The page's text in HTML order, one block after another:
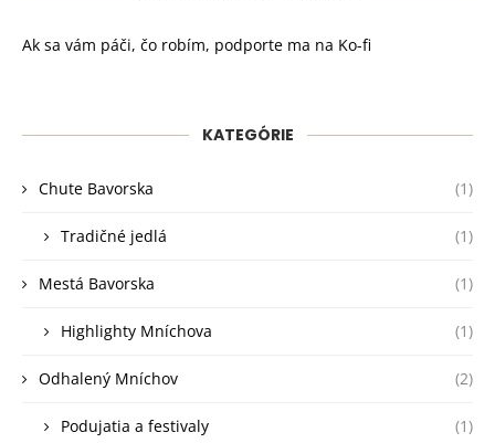
Ak sa vám páči, čo robím, podporte ma na Ko-fi
KATEGÓRIE
Chute Bavorska (1)
Tradičné jedlá (1)
Mestá Bavorska (1)
Highlighty Mníchova (1)
Odhalený Mníchov (2)
Podujatia a festivaly (1)